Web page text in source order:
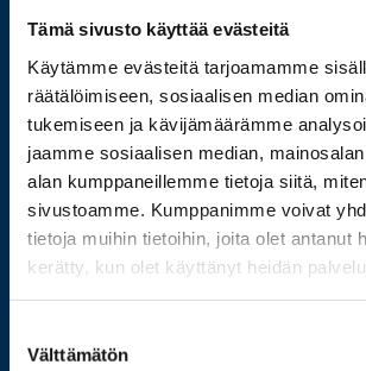
Tämä sivusto käyttää evästeitä
Käytämme evästeitä tarjoamamme
räätälöimiseen, sosiaalisen median
tukemiseen ja kävijämäärämme
jaamme sosiaalisen median,
alan kumppaneillemme tietoja siitä,
sivustoamme. Kumppanimme voivat
tietoja muihin tietoihin, joita olet antanut
kerätty, kun olet käyttänyt heidän
valinta
Välttämätön
FI-65200 Vaasa PL 700
65101 Vaasa
Lisää yhteystietoja
Opiskelijaksi